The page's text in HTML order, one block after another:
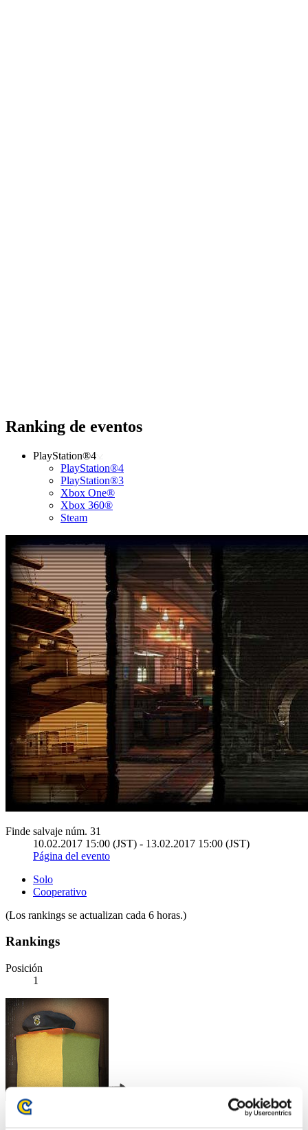
Ranking de eventos
PlayStation®4
PlayStation®4
PlayStation®3
Xbox One®
Xbox 360®
Steam
Finde salvaje núm. 31
10.02.2017 15:00 (JST) - 13.02.2017 15:00 (JST)
Página del evento
Solo
Cooperativo
(Los rankings se actualizan cada 6 horas.)
Rankings
Posición
1